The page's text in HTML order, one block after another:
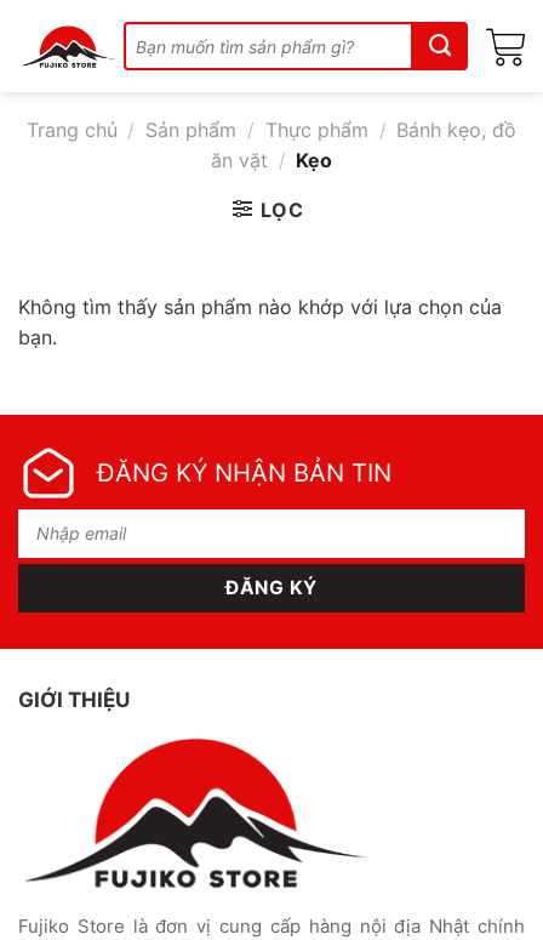
content
kiếm:
Trang chủ / Sản phẩm / Thực phẩm / Bánh kẹo, đồ
ăn vặt / Kẹo
LỌC
Không tìm thấy sản phẩm nào khớp với lựa chọn của
bạn.
ĐĂNG KÝ NHẬN BẢN TIN
GIỚI THIỆU
Fujiko Store là đơn vị cung cấp hàng nội địa Nhật chính